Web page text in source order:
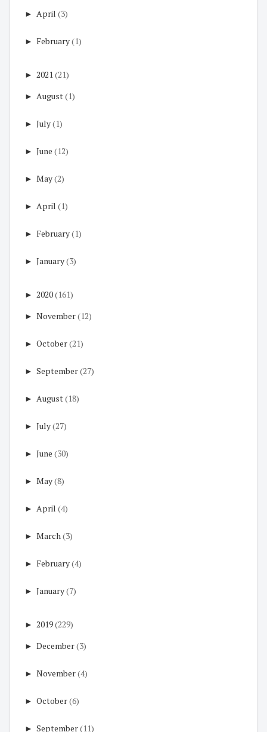
► April (3)
► February(1)
► 2021(21)
► August(1)
► July(1)
► June (12)
► May(2)
► April (1)
► February(1)
► January(3)
► 2020(161)
► November(12)
► October(21)
► September(27)
► August(18)
► July(27)
► June (30)
► May(8)
► April (4)
► March (3)
► February(4)
► January(7)
► 2019(229)
► December(3)
► November(4)
► October(6)
► September(11)